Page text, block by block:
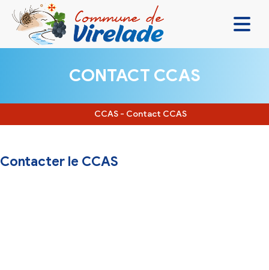
VIVRE ENSEMBLE
SE DIVERTIR
CONTACT
CONTACT CCAS
CCAS - Contact CCAS
Contacter le CCAS